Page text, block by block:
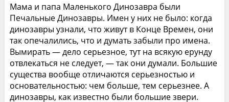
Мама и папа Маленького Динозавра были
Печальные Динозавры. Имен у них не было: когда
динозавры узнали, что живут в Конце Времен, они
так опечалились, что и думать забыли про имена.
Вымирать — дело серьезное, тут на всякую ерунду
отвлекаться не следует, — так они думали. Большие
существа вообще отличаются серьезностью и
основательностью: чем больше, тем серьезнее. А
динозавры, как известно были большие звери.